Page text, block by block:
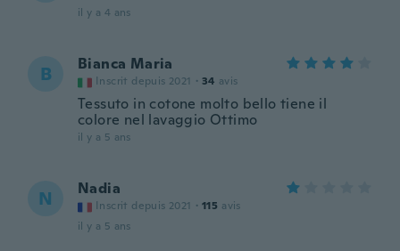
il y a 4 ans
B Bianca Maria
Inscrit depuis 2021 · 34 avis
Tessuto in cotone molto bello tiene il
colore nel lavaggio Ottimo
il y a 5 ans
N Nadia
Inscrit depuis 2021 · 115 avis
il y a 5 ans